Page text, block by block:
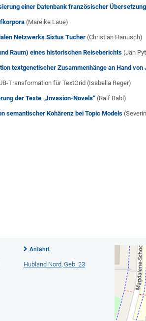
einer Datenbank französischer
(Mareike Laue)
Netzwerks Sixtus Tucher (Christian Hanusch)
Raum) eines historischen Reiseberichts (Jan
textgenetischer Zusammenhänge an Hand
Transformation für TextGrid (Isabella Reger)
der Texte „Invasion-Novels“ (Ralf Babl)
semantischer Kohärenz bei Topic Models
Anfahrt
Hubland Nord, Geb. 23